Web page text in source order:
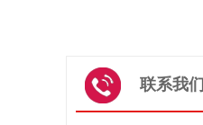
联系我们